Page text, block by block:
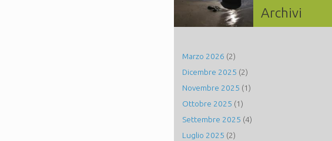
Archivi
Marzo 2026 (2)
Dicembre 2025 (2)
Novembre 2025 (1)
Ottobre 2025 (1)
Settembre 2025 (4)
Luglio 2025 (2)